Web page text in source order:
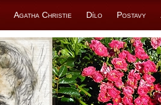
Agatha Christie Dílo Postavy